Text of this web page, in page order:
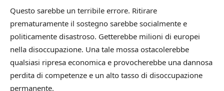
Questo sarebbe un terribile errore. Ritirare
prematuramente il sostegno sarebbe socialmente e
politicamente disastroso. Getterebbe milioni di europei
nella disoccupazione. Una tale mossa ostacolerebbe
qualsiasi ripresa economica e provocherebbe una dannosa
perdita di competenze e un alto tasso di disoccupazione
permanente.